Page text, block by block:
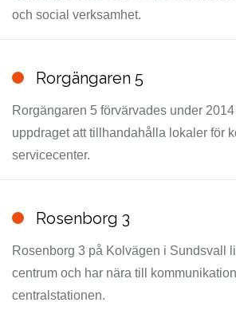
och social verksamhet.
Rorgängaren 5
Rorgängaren 5 förvärvades under
uppdraget att tillhandahålla lokaler för
servicecenter.
Rosenborg 3
Rosenborg 3 på Kolvägen i Sundsvall
centrum och har nära till
centralstationen.